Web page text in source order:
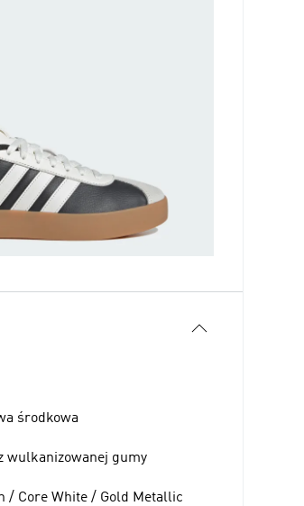
środkowa
wulkanizowanej gumy
/ Core White / Gold Metallic